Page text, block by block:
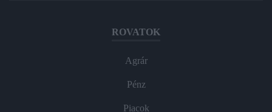
ROVATOK
Agrár
Pénz
Piacok